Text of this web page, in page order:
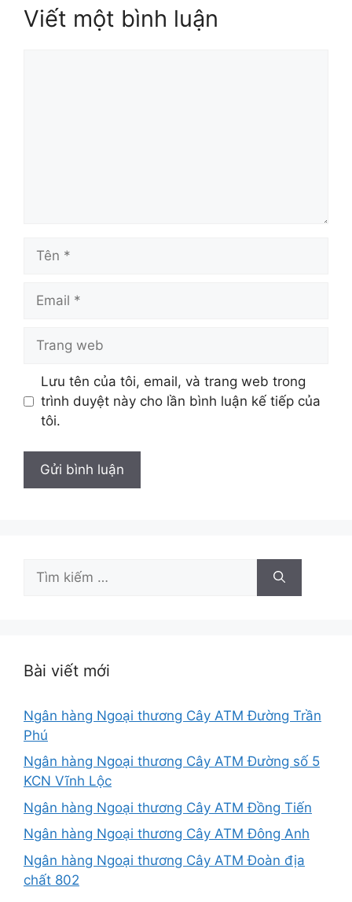
Viết một bình luận
Tên
Email
Trang
Lưu tên của tôi, email, và trang web trong
trình duyệt này cho lần bình luận kế tiếp của
tôi.
Tìm
kiếm
Bài viết mới
Ngân hàng Ngoại thương Cây ATM Đường Trần
Phú
Ngân hàng Ngoại thương Cây ATM Đường số 5
KCN Vĩnh Lộc
Ngân hàng Ngoại thương Cây ATM Đồng Tiến
Ngân hàng Ngoại thương Cây ATM Đông Anh
Ngân hàng Ngoại thương Cây ATM Đoàn địa
chất 802